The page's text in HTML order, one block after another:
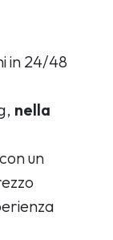
in 24/48
nella
con un